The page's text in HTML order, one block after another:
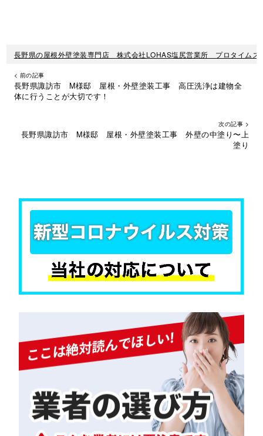
長野県の屋根外壁塗装専門店 株式会社LOHAS塩尻営業所 プロタイムズ
< 前の記事
長野県諏訪市 M様邸 屋根・外壁塗装工事 高圧洗浄は建物全
体に行うことが大切です！
次の記事 >
長野県諏訪市 M様邸 屋根・外壁塗装工事 外壁の中塗り〜上
塗り